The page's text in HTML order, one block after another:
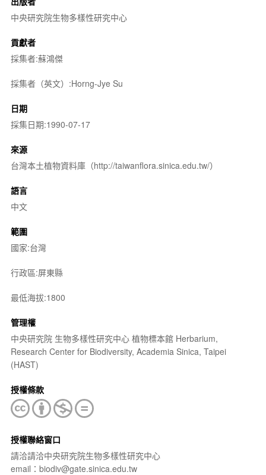
中央研究院生物多樣性研究中心
貢獻者
採集者:蘇鴻傑
採集者（英文）:Horng-Jye Su
日期
採集日期:1990-07-17
來源
台灣本土植物資料庫（http://taiwanflora.sinica.edu.tw/）
語言
中文
範圍
國家:台灣
行政區:屏東縣
最低海拔:1800
管理權
中央研究院 生物多樣性研究中心 植物標本館 Herbarium,
Research Center for Biodiversity, Academia Sinica, Taipei
(HAST)
授權條款
授權聯絡窗口
請洽請洽中央研究院生物多樣性研究中心
email：biodiv@gate.sinica.edu.tw